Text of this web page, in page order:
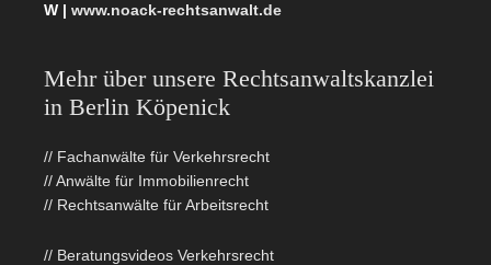
W | www.noack-rechtsanwalt.de
Mehr über unsere Rechtsanwaltskanzlei
in Berlin Köpenick
// Fachanwälte für Verkehrsrecht
// Anwälte für Immobilienrecht
// Rechtsanwälte für Arbeitsrecht
// Beratungsvideos Verkehrsrecht